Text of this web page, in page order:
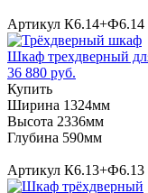
Артикул К6.14+Ф6.14
Шкаф трехдверный
36 880 руб.
Купить
Ширина 1324мм
Высота 2336мм
Глубина 590мм
Артикул К6.13+Ф6.13